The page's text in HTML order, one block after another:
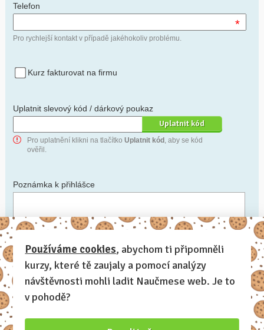
Telefon
*
Pro rychlejší kontakt v případě jakéhokoliv problému.
Kurz fakturovat na firmu
Uplatnit slevový kód / dárkový poukaz
Pro uplatnění klikni na tlačítko Uplatnit kód , aby se kód
ověřil.
Poznámka k přihlášce
Chceš-li se na cokoli zeptat, nebo ke své přihlášce poznamenat.
Anonymní profil – odesláním přihlášky se automaticky
vytvoří tvůj profil na Naučmese. Zatrhni tuto volbu a profil
bude skrytý.
Chci dostávat Naučmese newsletter
Používáme cookies, abychom ti připomněli
kurzy, které tě zaujaly a pomocí analýzy
návštěvnosti mohli ladit Naučmese web. Je to
v pohodě?